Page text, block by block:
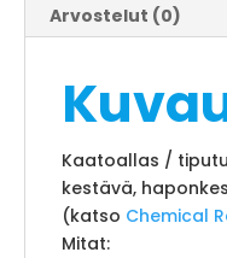
Arvostelut (0)
Kaatoallas /
kestävä,
(katso Chemical
Mitat: